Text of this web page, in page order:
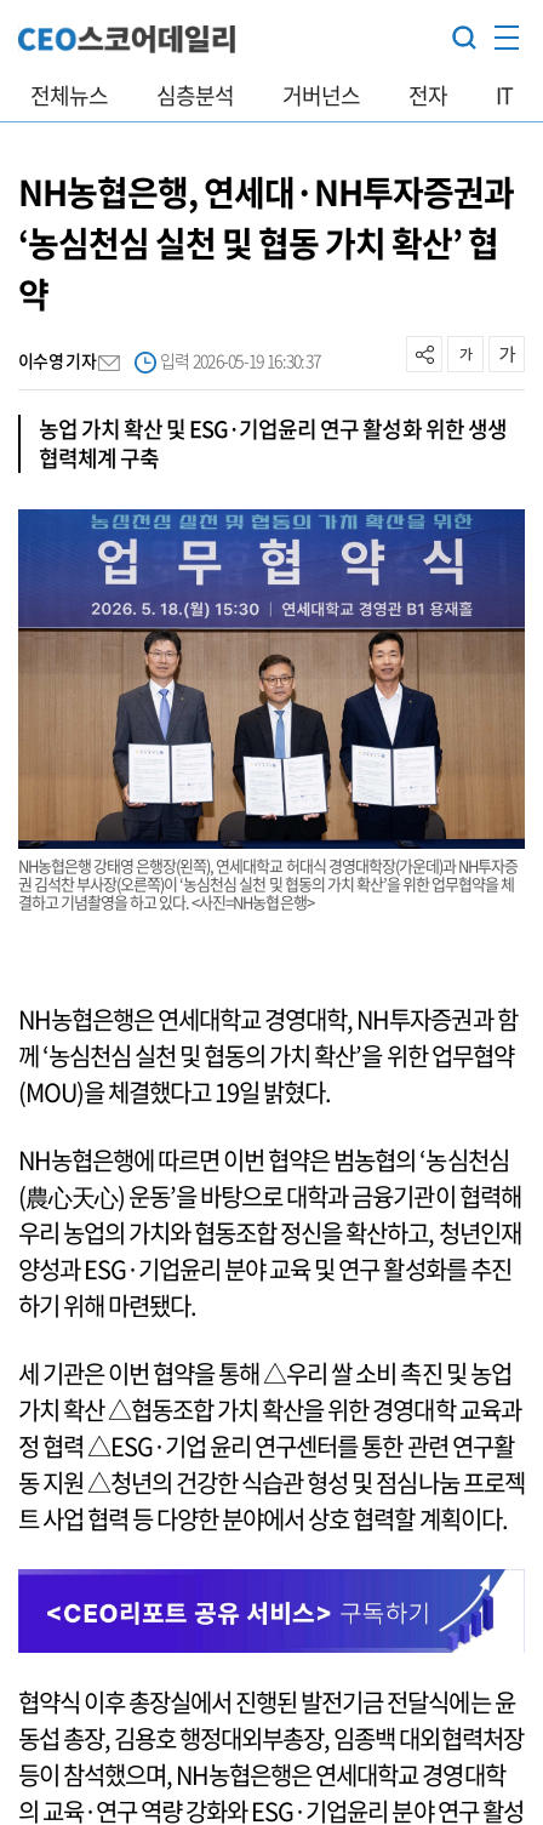
전체뉴스 심층분석 거버넌스 전자 IT
NH농협은행, 연세대·NH투자증권과
‘농심천심 실천 및 협동 가치 확산’ 협
약
이수영 기자 입력 2026-05-19 16:30:37
농업 가치 확산 및 ESG·기업윤리 연구 활성화 위한 생생
협력체계 구축
NH농협은행 강태영 은행장(왼쪽), 연세대학교 허대식 경영대학장(가운데)과 NH투자증
권 김석찬 부사장(오른쪽)이 ‘농심천심 실천 및 협동의 가치 확산’을 위한 업무협약을 체
결하고 기념촬영을 하고 있다. <사진=NH농협은행>
NH농협은행은 연세대학교 경영대학, NH투자증권과 함
께 ‘농심천심 실천 및 협동의 가치 확산’을 위한 업무협약
(MOU)을 체결했다고 19일 밝혔다.
NH농협은행에 따르면 이번 협약은 범농협의 ‘농심천심
(農心天心) 운동’을 바탕으로 대학과 금융기관이 협력해
우리 농업의 가치와 협동조합 정신을 확산하고, 청년인재
양성과 ESG·기업윤리 분야 교육 및 연구 활성화를 추진
하기 위해 마련됐다.
세 기관은 이번 협약을 통해 △우리 쌀 소비 촉진 및 농업
가치 확산 △협동조합 가치 확산을 위한 경영대학 교육과
정 협력 △ESG·기업 윤리 연구센터를 통한 관련 연구활
동 지원 △청년의 건강한 식습관 형성 및 점심나눔 프로젝
트 사업 협력 등 다양한 분야에서 상호 협력할 계획이다.
협약식 이후 총장실에서 진행된 발전기금 전달식에는 윤
동섭 총장, 김용호 행정대외부총장, 임종백 대외협력처장
등이 참석했으며, NH농협은행은 연세대학교 경영대학
의 교육·연구 역량 강화와 ESG·기업윤리 분야 연구 활성